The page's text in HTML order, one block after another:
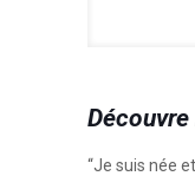
“Je suis née